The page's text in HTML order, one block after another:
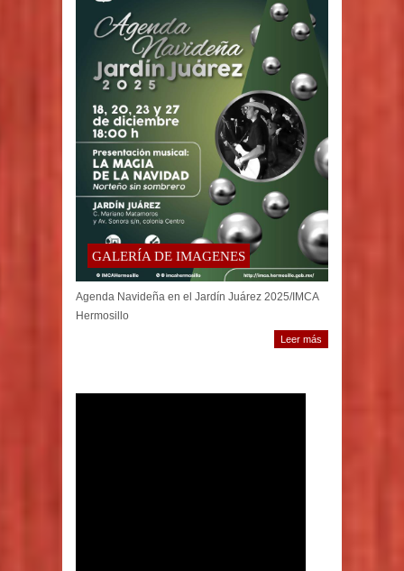
GALERÍA DE IMAGENES
Agenda Navideña en el Jardín Juárez 2025/IMCA
Hermosillo
Leer más